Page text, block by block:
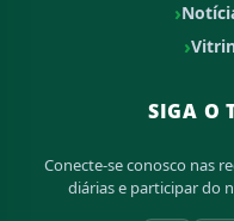
SIGA O
Conecte-se conosco nas
diárias e participar do